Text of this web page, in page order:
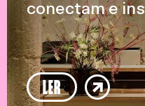
conectam e
LER